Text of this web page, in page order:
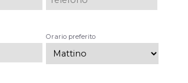
Orario preferito